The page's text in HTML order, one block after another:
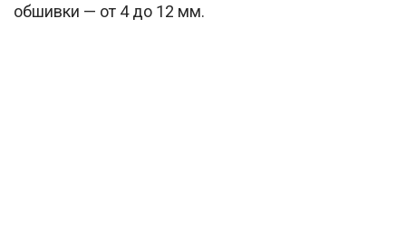
обшивки — от 4 до 12 мм.